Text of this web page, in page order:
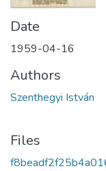
Date
1959-04-16
Authors
Szenthegyi István
Files